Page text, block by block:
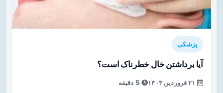
پزشکی
آیا برداشتن خال خطرناک است؟
5 دقیقه